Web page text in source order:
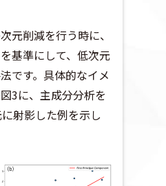
元削減を行う時に、
基準にして、低次元
です。具体的なイメ
3に、主成分分析を
射影した例を示し